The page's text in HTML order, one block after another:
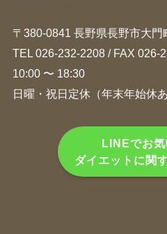
〒380-0841 長野県長野市大門
TEL 026-232-2208/ FAX 026-
10:00 〜 18:30
日曜・祝日定休（年末年始休あ
LINEでお気
ダイエットに関